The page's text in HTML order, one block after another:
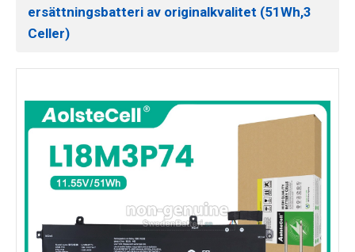
ersättningsbatteri av originalkvalitet (51Wh,3
Celler)